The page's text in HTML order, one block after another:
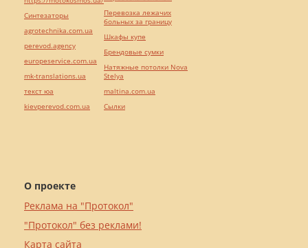
О проекте
Реклама на "Протокол"
"Протокол" без реклами!
Карта сайта
Синтезаторы
agrotechnika.com.ua
perevod.agency
europeservice.com.ua
mk-translations.ua
текст юа
kievperevod.com.ua
Перевозка лежачих
больных за границу
Шкафы купе
Брендовые сумки
Натяжные потолки Nova
Stelya
maltina.com.ua
Cылки